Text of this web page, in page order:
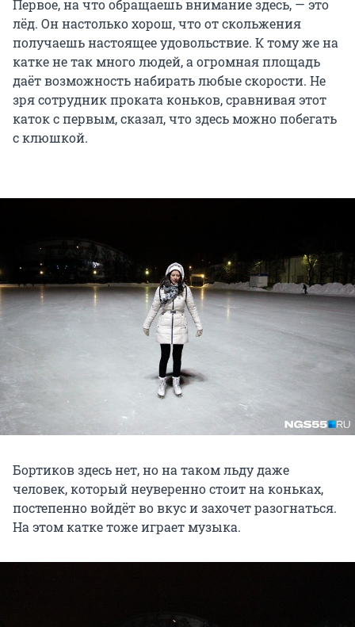
Первое, на что обращаешь внимание здесь, — это
лёд. Он настолько хорош, что от скольжения
получаешь настоящее удовольствие. К тому же на
катке не так много людей, а огромная площадь
даёт возможность набирать любые скорости. Не
зря сотрудник проката коньков, сравнивая этот
каток с первым, сказал, что здесь можно побегать
с клюшкой.
Бортиков здесь нет, но на таком льду даже
человек, который неуверенно стоит на коньках,
постепенно войдёт во вкус и захочет разогнаться.
На этом катке тоже играет музыка.